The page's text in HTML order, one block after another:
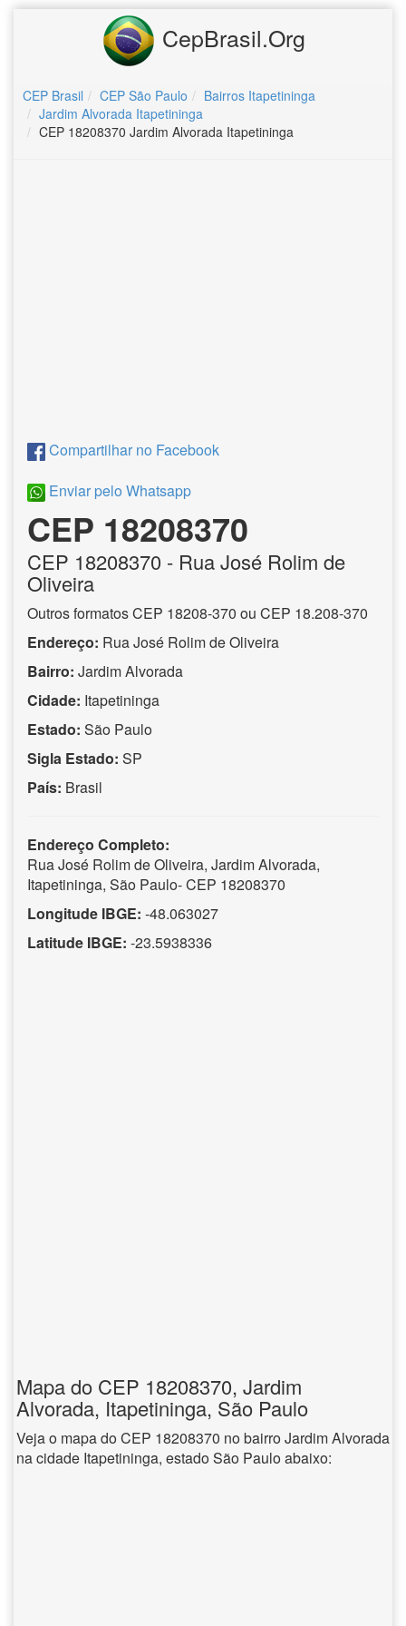
CepBrasil.Org
CEP Brasil CEP São Paulo
Bairros Itapetininga
Jardim Alvorada Itapetininga
CEP 18208370 Jardim Alvorada Itapetininga
Compartilhar no Facebook
Enviar pelo Whatsapp
CEP 18208370
CEP 18208370 - Rua José Rolim de
Oliveira
Outros formatos CEP 18208-370 ou CEP 18.208-370
Endereço: Rua José Rolim de Oliveira
Bairro: Jardim Alvorada
Cidade: Itapetininga
Estado: São Paulo
Sigla Estado: SP
País: Brasil
Endereço Completo:
Rua José Rolim de Oliveira, Jardim Alvorada,
Itapetininga, São Paulo- CEP 18208370
Longitude IBGE: -48.063027
Latitude IBGE: -23.5938336
Mapa do CEP 18208370, Jardim
Alvorada, Itapetininga, São Paulo
Veja o mapa do CEP 18208370 no bairro Jardim Alvorada
na cidade Itapetininga, estado São Paulo abaixo: